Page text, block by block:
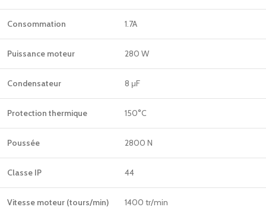
Consommation 1.7A
Puissance moteur 280 W
Condensateur 8 μF
Protection thermique 150°C
Poussée 2800 N
Classe IP 44
Vitesse moteur (tours/min) 1400 tr/min